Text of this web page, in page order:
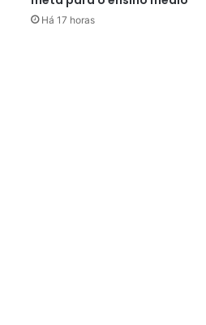
Há 17 horas